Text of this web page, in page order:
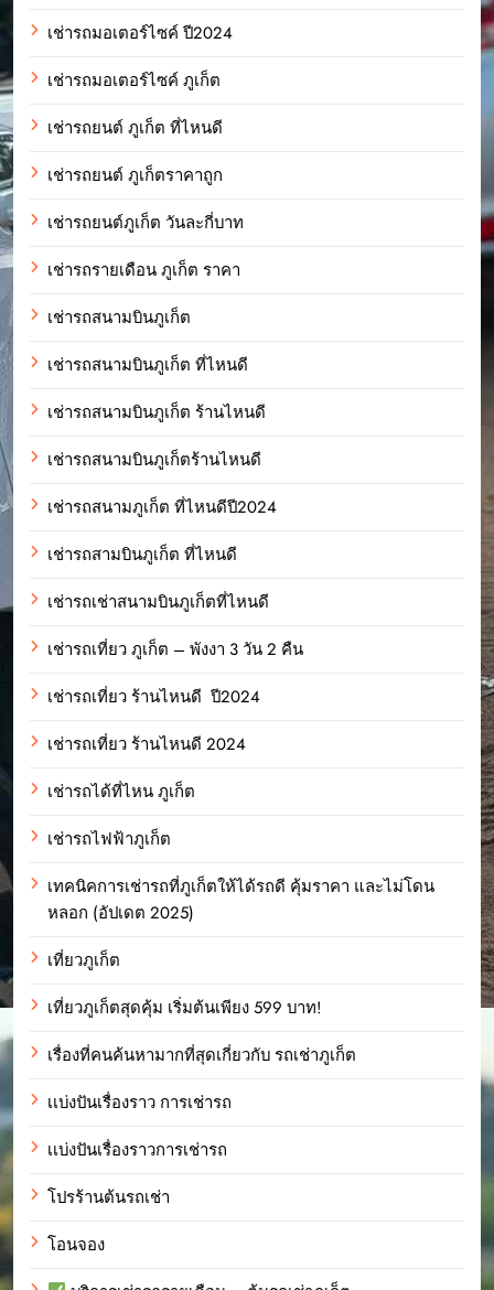
เช่ารถมอเตอร์ไซค์ ปี2024
เช่ารถมอเตอร์ไซค์ ภูเก็ต
เช่ารถยนต์ ภูเก็ต ที่ไหนดี
เช่ารถยนต์ ภูเก็ตราคาถูก
เช่ารถยนต์ภูเก็ต วันละกี่บาท
เช่ารถรายเดือน ภูเก็ต ราคา
เช่ารถสนามบินภูเก็ต
เช่ารถสนามบินภูเก็ต ที่ไหนดี
เช่ารถสนามบินภูเก็ต ร้านไหนดี
เช่ารถสนามบินภูเก็ตร้านไหนดี
เช่ารถสนามภูเก็ต ที่ไหนดีปี2024
เช่ารถสามบินภูเก็ต ที่ไหนดี
เช่ารถเช่าสนามบินภูเก็ตที่ไหนดี
เช่ารถเที่ยว ภูเก็ต – พังงา 3 วัน 2 คืน
เช่ารถเที่ยว ร้านไหนดี ปี2024
เช่ารถเที่ยว ร้านไหนดี 2024
เช่ารถได้ที่ไหน ภูเก็ต
เช่ารถไฟฟ้าภูเก็ต
เทคนิคการเช่ารถที่ภูเก็ตให้ได้รถดี คุ้มราคา และไม่โดน
หลอก (อัปเดต 2025)
เที่ยวภูเก็ต
เที่ยวภูเก็ตสุดคุ้ม เริ่มต้นเพียง 599 บาท!
เรื่องที่คนค้นหามากที่สุดเกี่ยวกับ รถเช่าภูเก็ต
เเบ่งปันเรื่องราว การเช่ารถ
เเบ่งปันเรื่องราวการเช่ารถ
โปรร้านต้นรถเช่า
โอนจอง